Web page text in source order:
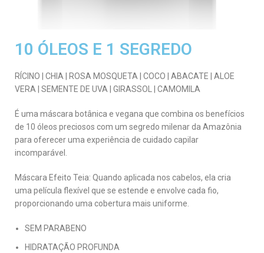
10 ÓLEOS E 1 SEGREDO
RÍCINO | CHIA | ROSA MOSQUETA | COCO | ABACATE | ALOE
VERA | SEMENTE DE UVA | GIRASSOL | CAMOMILA
É uma máscara botânica e vegana que combina os benefícios
de 10 óleos preciosos com um segredo milenar da Amazônia
para oferecer uma experiência de cuidado capilar
incomparável.
Máscara Efeito Teia: Quando aplicada nos cabelos, ela cria
uma película flexível que se estende e envolve cada fio,
proporcionando uma cobertura mais uniforme.
SEM PARABENO
HIDRATAÇÃO PROFUNDA